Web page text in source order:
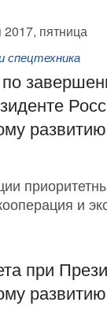
2017, пятница
спецтехника
и
при